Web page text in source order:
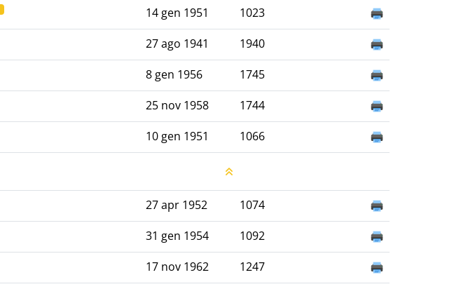
14 gen 1951
1023
27 ago 1941
1940
8 gen 1956
1745
25 nov 1958
1744
10 gen 1951 1066
27 apr 1952
1074
31 gen 1954
1092
17 nov 1962 1247